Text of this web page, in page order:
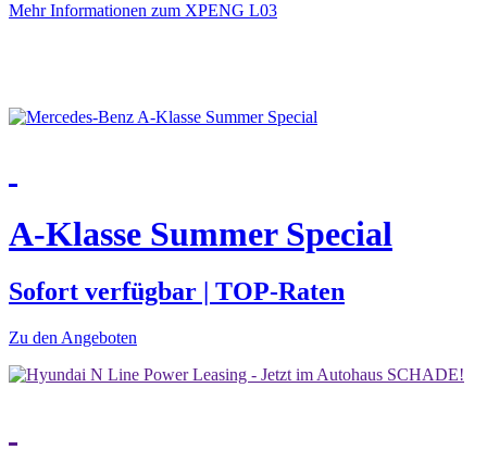
Mehr Informationen zum XPENG L03
A-Klasse Summer Special
Sofort verfügbar | TOP-Raten
Zu den Angeboten